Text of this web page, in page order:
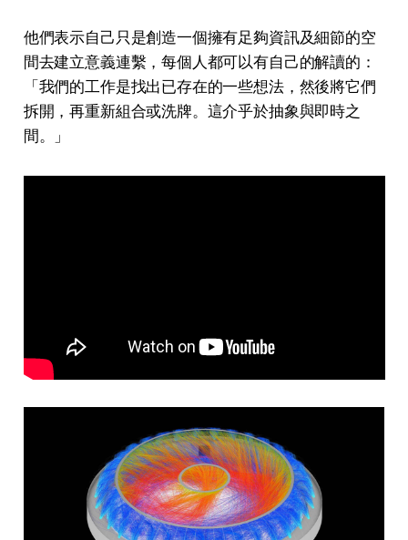
他們表示自己只是創造一個擁有足夠資訊及細節的空
間去建立意義連繫，每個人都可以有自己的解讀的：
「我們的工作是找出已存在的一些想法，然後將它們
拆開，再重新組合或洗牌。這介乎於抽象與即時之
間。」